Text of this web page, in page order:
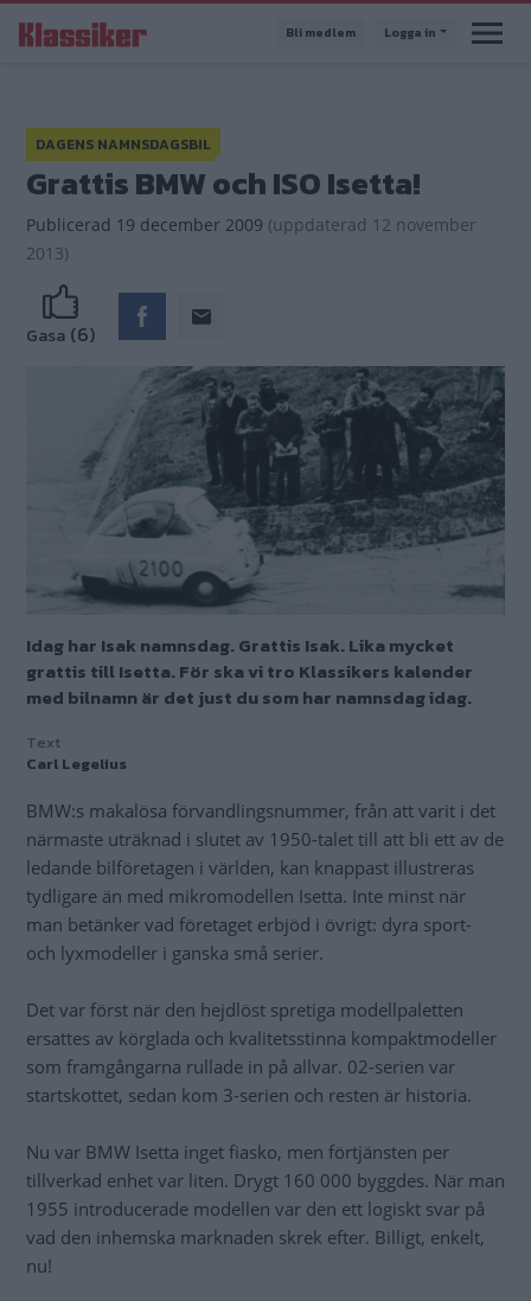
till
Bli medlem Logga in
DAGENS NAMNSDAGSBIL
Grattis BMW och ISO Isetta!
Publicerad 19 december 2009 (uppdaterad 12 november
2013)
Gasa (6)
Idag har Isak namnsdag. Grattis Isak. Lika mycket
grattis till Isetta. För ska vi tro Klassikers kalender
med bilnamn är det just du som har namnsdag idag.
Text
Carl Legelius
BMW:s makalösa förvandlingsnummer, från att varit i det
närmaste uträknad i slutet av 1950-talet till att bli ett av de
ledande bilföretagen i världen, kan knappast illustreras
tydligare än med mikromodellen Isetta. Inte minst när
man betänker vad företaget erbjöd i övrigt: dyra sport-
och lyxmodeller i ganska små serier.
Det var först när den hejdlöst spretiga modellpaletten
ersattes av körglada och kvalitetsstinna kompaktmodeller
som framgångarna rullade in på allvar. 02-serien var
startskottet, sedan kom 3-serien och resten är historia.
Nu var BMW Isetta inget fiasko, men förtjänsten per
tillverkad enhet var liten. Drygt 160 000 byggdes. När man
1955 introducerade modellen var den ett logiskt svar på
vad den inhemska marknaden skrek efter. Billigt, enkelt,
nu!